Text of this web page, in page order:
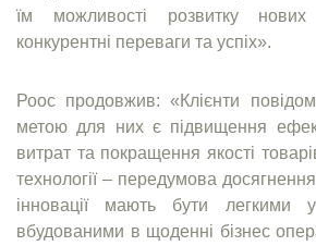
їм можливості розвитку
конкурентні переваги та успіх».
Роос продовжив: «Клієнти
метою для них є підвищення
витрат та покращення якості
технології – передумова
інновації мають бути легкими
вбудованими в щоденні бізнес